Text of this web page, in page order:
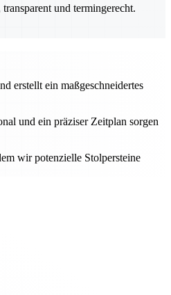
und termingerecht.
erstellt ein maßgeschneidertes
und ein präziser Zeitplan sorgen
wir potenzielle Stolpersteine